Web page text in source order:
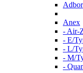
Adbor
Anex
- Air-
- E/
- L/
- M/
-